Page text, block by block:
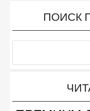
ПОИСК